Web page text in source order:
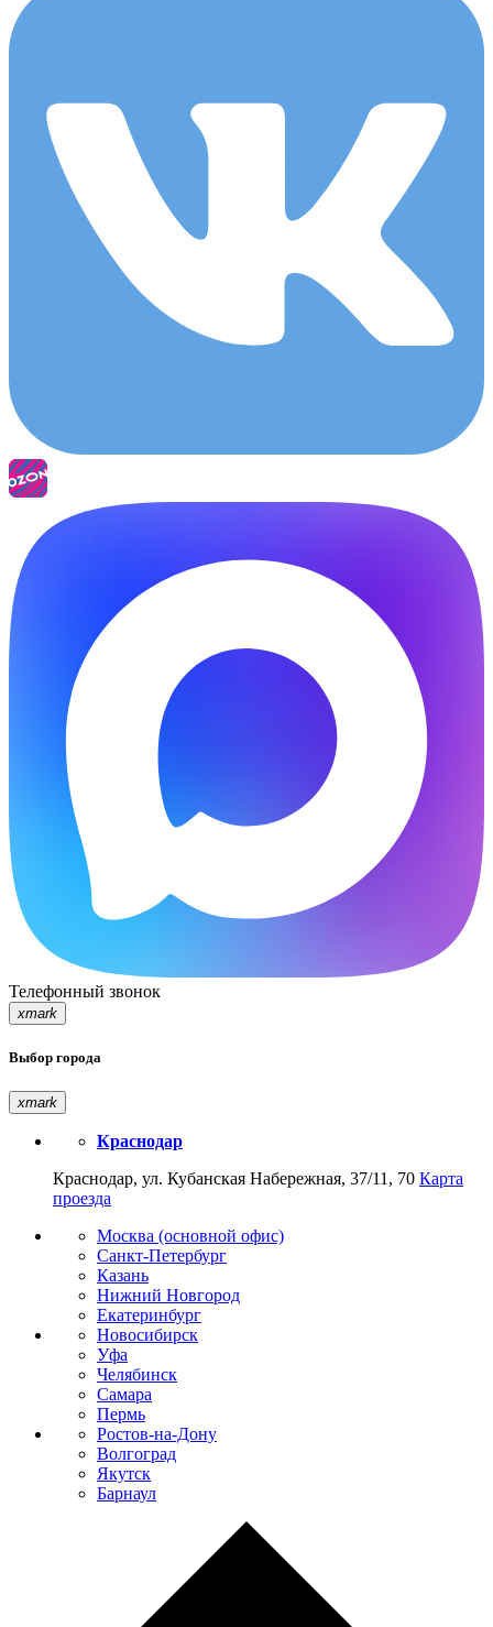
Телефонный звонок
xmark
Выбор города
xmark
Краснодар
Краснодар, ул. Кубанская Набережная, 37/11, 70 Карта
проезда
Москва (основной офис)
Санкт-Петербург
Казань
Нижний Новгород
Екатеринбург
Новосибирск
Уфа
Челябинск
Самара
Пермь
Ростов-на-Дону
Волгоград
Якутск
Барнаул